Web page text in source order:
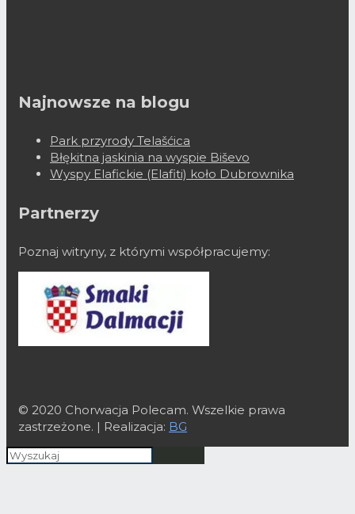
Najnowsze na blogu
Park przyrody Telašćica
Błękitna jaskinia na wyspie Biševo
Wyspy Elafickie (Elafiti) koło Dubrownika
Partnerzy
Poznaj witryny, z którymi współpracujemy:
© 2020 Chorwacja Polecam. Wszelkie prawa
zastrzeżone. | Realizacja: BG